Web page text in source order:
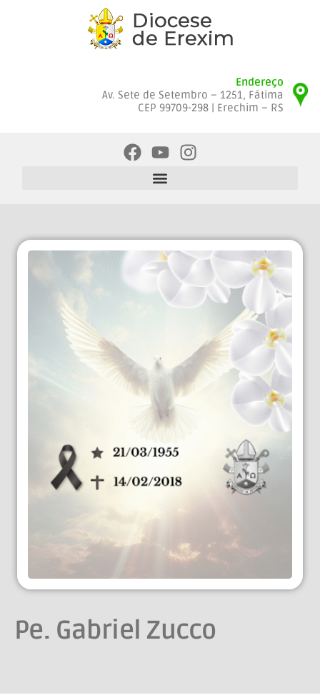
Endereço
Av. Sete de Setembro – 1251, Fátima
CEP 99709-298 | Erechim – RS
Pe. Gabriel Zucco